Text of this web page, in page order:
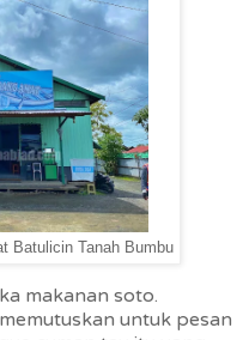
Batulicin Tanah Bumbu
makanan soto.
untuk pesan